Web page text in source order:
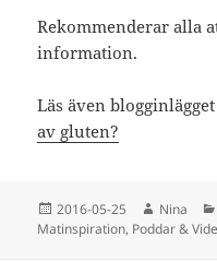
Rekommenderar alla
information.
Läs även
av gluten?
Postat
2016-05-25 Författare
Nina
Matinspiration, Poddar &